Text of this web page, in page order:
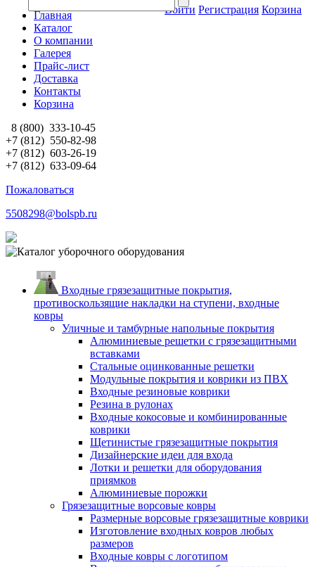
Войти Регистрация Корзина
Главная
Каталог
О компании
Галерея
Прайс-лист
Доставка
Контакты
Корзина
8 (800) 333-10-45
+7 (812) 550-82-98
+7 (812) 603-26-19
+7 (812) 633-09-64
Пожаловаться
5508298@bolspb.ru
Входные грязезащитные покрытия,
противоскользящие накладки на ступени, входные
ковры
Уличные и тамбурные напольные покрытия
Алюминиевые решетки с грязезащитными
вставками
Стальные оцинкованные решетки
Модульные покрытия и коврики из ПВХ
Входные резиновые коврики
Резина в рулонах
Входные кокосовые и комбинированные
коврики
Щетинистые грязезащитные покрытия
Дизайнерские идеи для входа
Лотки и решетки для оборудования
приямков
Алюминиевые порожки
Грязезащитные ворсовые ковры
Размерные ворсовые грязезащитные коврики
Изготовление входных ковров любых
размеров
Входные ковры с логотипом